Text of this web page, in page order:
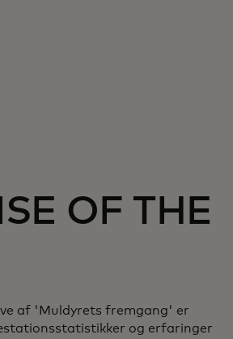
trends
OF THE
af 'Muldyrets fremgang' er
og erfaringer